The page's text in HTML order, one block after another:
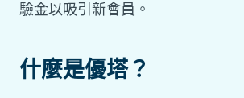
驗金以吸引新會員。
什麼是優塔？